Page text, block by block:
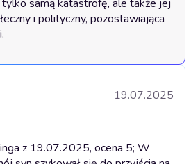
tylko samą katastrofę, ale także jej
i polityczny, pozostawiająca
19.07.2025
z 19.07.2025, ocena 5; W